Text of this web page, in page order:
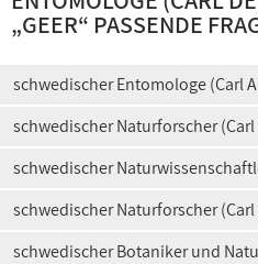
„GEER“ PASSENDE
schwedischer Entomologe (Carl
schwedischer Naturforscher
schwedischer
schwedischer Naturforscher (Carl
schwedischer Botaniker und